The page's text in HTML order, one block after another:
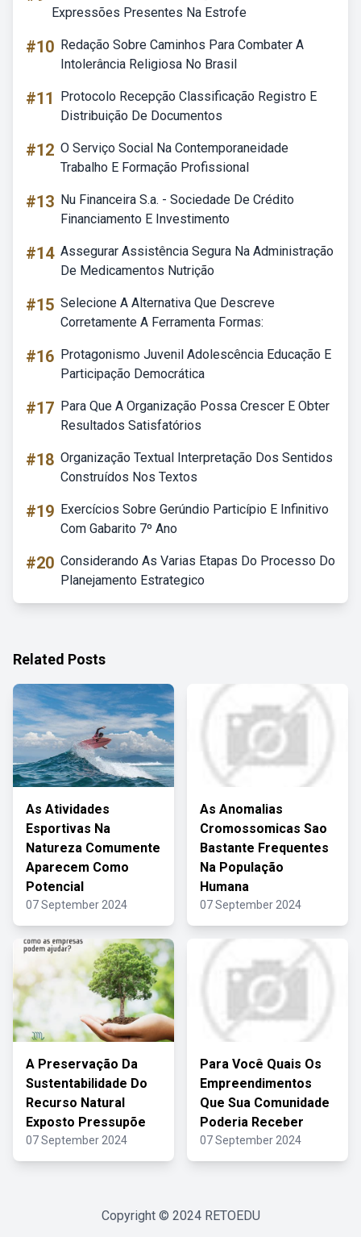
Expressões Presentes Na Estrofe
#10 Redação Sobre Caminhos Para Combater A
Intolerância Religiosa No Brasil
#11
Protocolo Recepção Classificação Registro E
Distribuição De Documentos
#12 O Serviço Social Na Contemporaneidade
Trabalho E Formação Profissional
#13 Nu Financeira S.a. - Sociedade De Crédito
Financiamento E Investimento
#14 Assegurar Assistência Segura Na Administração
De Medicamentos Nutrição
#15 Selecione A Alternativa Que Descreve
Corretamente A Ferramenta Formas:
#16 Protagonismo Juvenil Adolescência Educação E
Participação Democrática
#17 Para Que A Organização Possa Crescer E Obter
Resultados Satisfatórios
#18 Organização Textual Interpretação Dos Sentidos
Construídos Nos Textos
#19 Exercícios Sobre Gerúndio Particípio E Infinitivo
Com Gabarito 7º Ano
#20 Considerando As Varias Etapas Do Processo Do
Planejamento Estrategico
Related Posts
As Atividades
Esportivas Na
Natureza Comumente
Aparecem Como
Potencial
07 September 2024
As Anomalias
Cromossomicas Sao
Bastante Frequentes
Na População
Humana
07 September 2024
A Preservação Da
Sustentabilidade Do
Recurso Natural
Exposto Pressupõe
07 September 2024
Para Você Quais Os
Empreendimentos
Que Sua Comunidade
Poderia Receber
07 September 2024
Copyright © 2024 RETOEDU